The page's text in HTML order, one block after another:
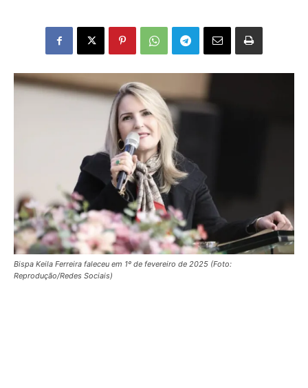
Bispa Keila Ferreira faleceu em 1º de fevereiro de 2025 (Foto:
Reprodução/Redes Sociais)